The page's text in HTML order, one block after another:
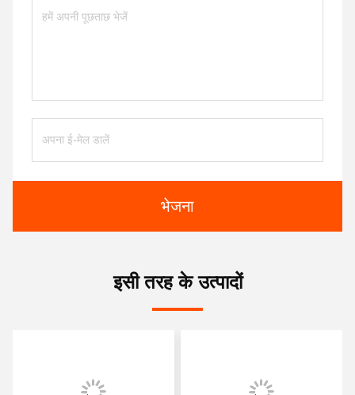
भेजना
इसी तरह के उत्पादों